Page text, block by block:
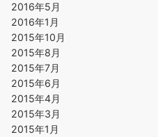
2016年5月
2016年1月
2015年10月
2015年8月
2015年7月
2015年6月
2015年4月
2015年3月
2015年1月